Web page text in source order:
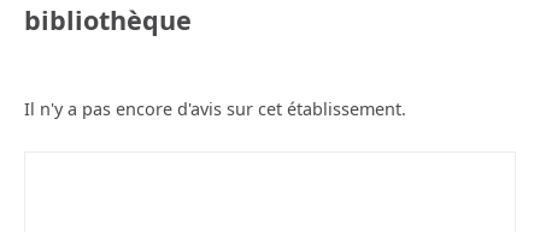
bibliothèque
Il n'y a pas encore d'avis sur cet établissement.